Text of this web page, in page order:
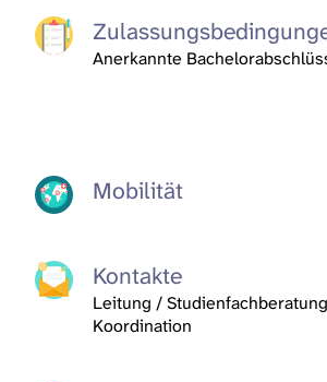
Anerkannte
Leerer
Titel
Mobilität
Kontakte
Leitung /
Koordination